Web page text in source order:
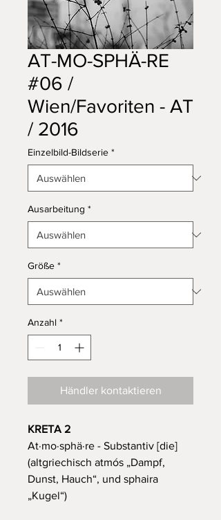
AT-MO-SPHÄ-RE
#06 /
Wien/Favoriten - AT
/ 2016
Einzelbild-Bildserie *
Ausarbeitung *
Größe *
Anzahl *
Händler kontaktieren
KRETA 2
At·mo·sphä·re - Substantiv [die]
(altgriechisch atmós „Dampf,
Dunst, Hauch“, und sphaira
„Kugel“)